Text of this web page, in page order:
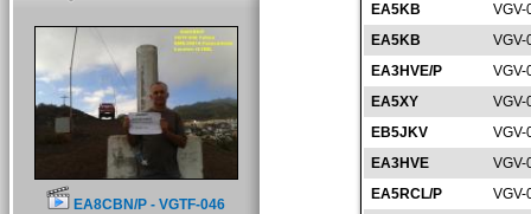
EA5KB
VGV-
EA5KB
VGV-
EA3HVE/P
VGV-
EA5XY
VGV-
EB5JKV
VGV-
EA3HVE
VGV-
EA5RCL/P
VGV-
EA8CBN/P - VGTF-046